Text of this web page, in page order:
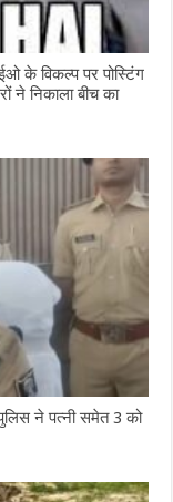
के विकल्प पर पोस्टिंग
ने निकाला बीच का
ने पत्नी समेत 3 को